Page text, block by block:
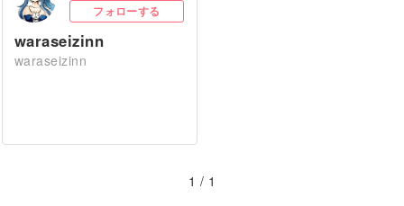
フォローする
waraseizinn
waraseizinn
1 / 1